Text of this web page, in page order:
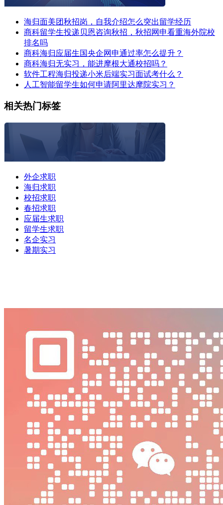
海归面美团秋招岗，自我介绍怎么突出留学经历
商科留学生投递贝恩咨询秋招，秋招网申看重海外院校
排名吗
商科海归应届生国央企网申通过率怎么提升？
商科海归无实习，能进摩根大通校招吗？
软件工程海归投递小米后端实习面试考什么？
人工智能留学生如何申请阿里达摩院实习？
相关热门标签
外企求职
海归求职
校招求职
春招求职
应届生求职
留学生求职
名企实习
暑期实习